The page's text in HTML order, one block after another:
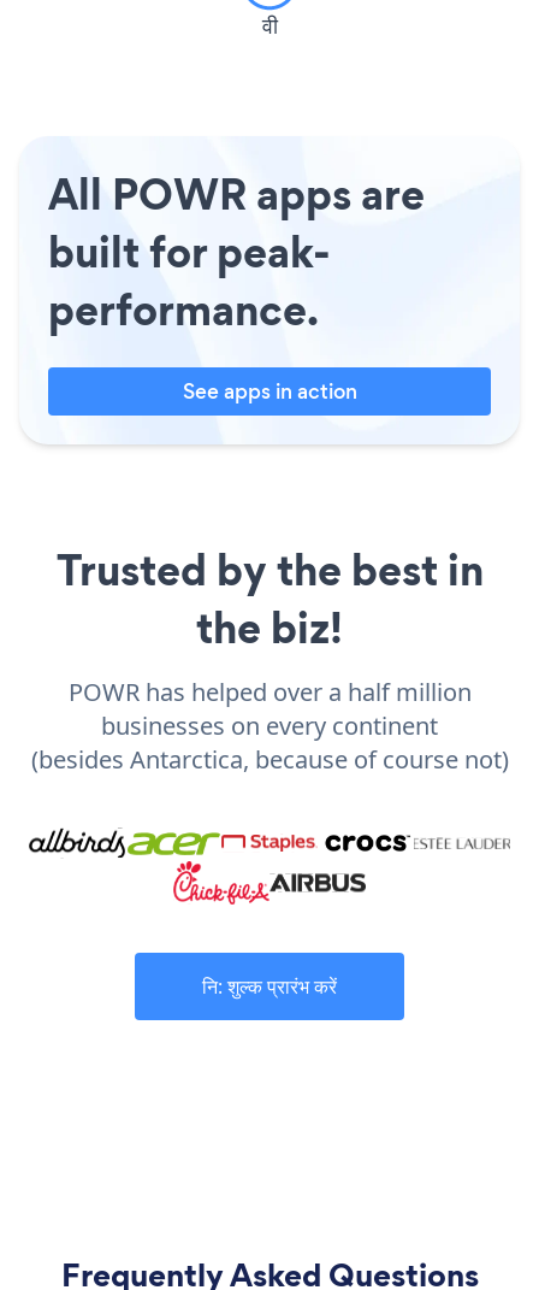
वी
All POWR apps are
built for peak-
performance.
See apps in action
Trusted by the best in
the biz!
POWR has helped over a half million
businesses on every continent
(besides Antarctica, because of course not)
नि: शुल्क प्रारंभ करें
Frequently Asked Questions